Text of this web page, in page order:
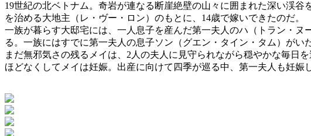
19世紀の北ベトナム。奇岩が連なる断崖絶壁の山々に囲まれた深い渓
を治める大地主（レ・ヴー・ロン）のもとに、14歳で嫁いできたのだ。
一族が暮らす大邸宅には、一人息子を産んだ第一夫人のハ（トラン・
る。一族にはすでに第一夫人の息子ソン（グエン・タイン・タム）がい
まだ無邪気さの残るメイは、2人の夫人に見守られながら穏やかな毎日
ほどなくしてメイは妊娠。出産に向けて四季が巡る中、第一夫人も妊